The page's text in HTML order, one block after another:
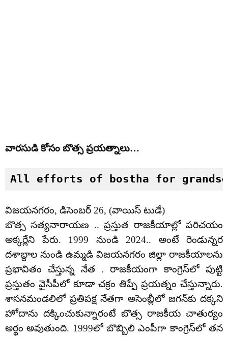
వారసుడి కోసం బొత్స ప్రయత్నాలు…
All efforts of bostha for
విజయనగరం, డిసెంబర్ 26, (వాయిస్ టుడే)
బొత్స సత్యనారాయణ .. ప్రస్తుత రాజకీయాల్లో పరిచయం
అక్కర్లేని పేరు. 1999 నుండి 2024.. అంటే రెండున్నర
దశాబ్దాల నుండి ఉమ్మడి విజయనగరం జిల్లా రాజకీయాలను
ప్రభావితం చేస్తున్న నేత . రాజకీయంగా కాంగ్రెస్‌లో పుట్టి
ప్రస్తుతం వైసీపీలో కూడా చక్రం తిప్పే ప్రయత్నం చేస్తున్నారు.
శాసనమండలిలో ప్రతిపక్ష నేతగా అసెంబ్లీలో జగన్‌కు దక్కని
హోదాను దక్కించుకున్నారంటే బొత్స రాజకీయ చాతుర్యం
అర్థం అవుతుంది. 1999లో బొబ్బిలి ఎంపీగా కాంగ్రెస్‌లో తన